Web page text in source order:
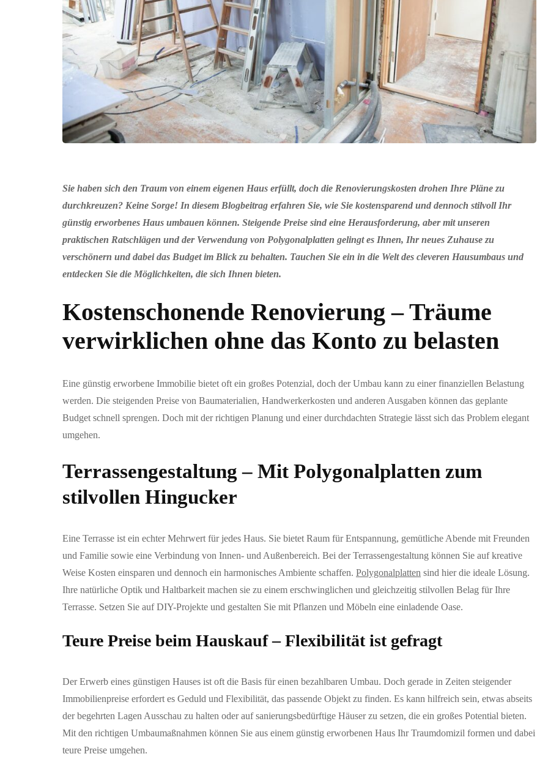
Sie haben sich den Traum von einem eigenen Haus erfüllt, doch die Renovierungskosten drohen Ihre Pläne zu
durchkreuzen? Keine Sorge! In diesem Blogbeitrag erfahren Sie, wie Sie kostensparend und dennoch stilvoll Ihr
günstig erworbenes Haus umbauen können. Steigende Preise sind eine Herausforderung, aber mit unseren
praktischen Ratschlägen und der Verwendung von Polygonalplatten gelingt es Ihnen, Ihr neues Zuhause zu
verschönern und dabei das Budget im Blick zu behalten. Tauchen Sie ein in die Welt des cleveren Hausumbaus und
entdecken Sie die Möglichkeiten, die sich Ihnen bieten.
Kostenschonende Renovierung – Träume
verwirklichen ohne das Konto zu belasten
Eine günstig erworbene Immobilie bietet oft ein großes Potenzial, doch der Umbau kann zu einer finanziellen Belastung
werden. Die steigenden Preise von Baumaterialien, Handwerkerkosten und anderen Ausgaben können das geplante
Budget schnell sprengen. Doch mit der richtigen Planung und einer durchdachten Strategie lässt sich das Problem elegant
umgehen.
Terrassengestaltung – Mit Polygonalplatten zum
stilvollen Hingucker
Eine Terrasse ist ein echter Mehrwert für jedes Haus. Sie bietet Raum für Entspannung, gemütliche Abende mit Freunden
und Familie sowie eine Verbindung von Innen- und Außenbereich. Bei der Terrassengestaltung können Sie auf kreative
Weise Kosten einsparen und dennoch ein harmonisches Ambiente schaffen. Polygonalplatten sind hier die ideale Lösung.
Ihre natürliche Optik und Haltbarkeit machen sie zu einem erschwinglichen und gleichzeitig stilvollen Belag für Ihre
Terrasse. Setzen Sie auf DIY-Projekte und gestalten Sie mit Pflanzen und Möbeln eine einladende Oase.
Teure Preise beim Hauskauf – Flexibilität ist gefragt
Der Erwerb eines günstigen Hauses ist oft die Basis für einen bezahlbaren Umbau. Doch gerade in Zeiten steigender
Immobilienpreise erfordert es Geduld und Flexibilität, das passende Objekt zu finden. Es kann hilfreich sein, etwas abseits
der begehrten Lagen Ausschau zu halten oder auf sanierungsbedürftige Häuser zu setzen, die ein großes Potential bieten.
Mit den richtigen Umbaumaßnahmen können Sie aus einem günstig erworbenen Haus Ihr Traumdomizil formen und dabei
teure Preise umgehen.